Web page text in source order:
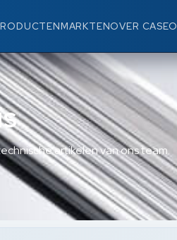
MARKTENOVER CASEO
artikelen van ons team.